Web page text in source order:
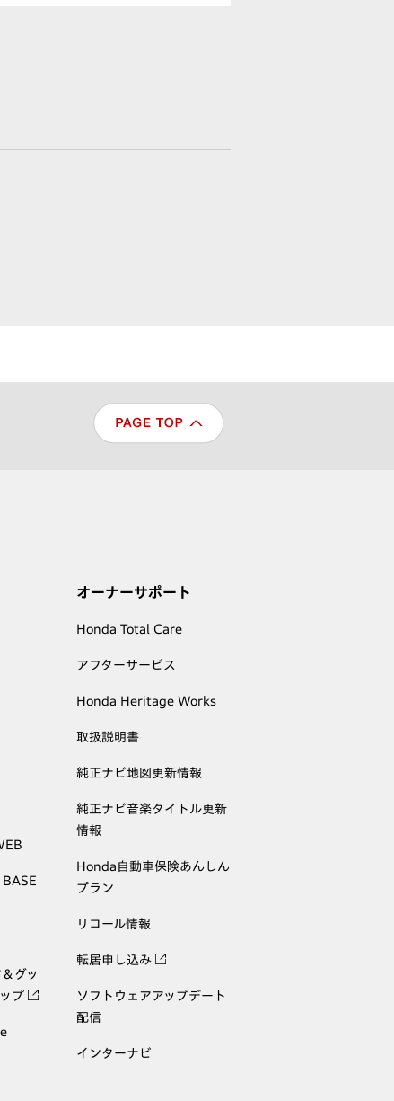
グッ
プ
オーナーサポート
Honda Total Care
アフターサービス
Honda Heritage Works
取扱説明書
純正ナビ地図更新情報
純正ナビ音楽タイトル更新
情報
Honda自動車保険あんしん
プラン
リコール情報
転居申し込み
ソフトウェアアップデート
配信
インターナビ